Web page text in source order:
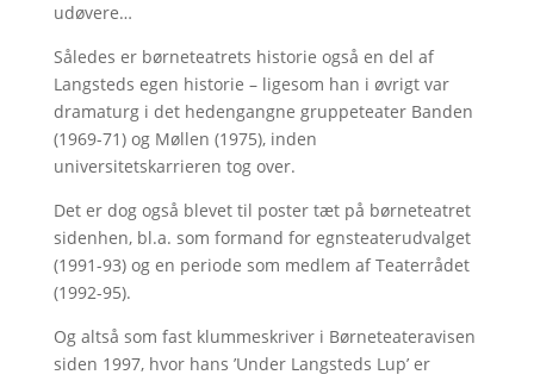
udøvere…
Således er børneteatrets historie også en del af
Langsteds egen historie – ligesom han i øvrigt var
dramaturg i det hedengangne gruppeteater Banden
(1969-71) og Møllen (1975), inden
universitetskarrieren tog over.
Det er dog også blevet til poster tæt på børneteatret
sidenhen, bl.a. som formand for egnsteaterudvalget
(1991-93) og en periode som medlem af Teaterrådet
(1992-95).
Og altså som fast klummeskriver i Børneteateravisen
siden 1997, hvor hans ’Under Langsteds Lup’ er